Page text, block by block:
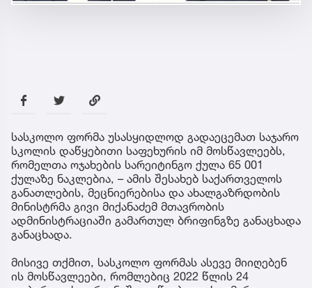
სასკოლო ფორმა უსასყიდლოდ გადაეცემათ საჯარო
სკოლის დაწყებითი საფეხურის იმ მოსწავლეებს,
რომელთა ოჯახების სარეიტინგო ქულა 65 001
ქულაზე ნაკლებია, – ამის შესახებ საქართველოს
განათლების, მეცნიერებისა და ახალგაზრდობის
მინისტრმა გივი მიქანაძემ მთავრობის
ადმინისტრაციაში გამართულ ბრიფინგზე განაცხადა
განაცხადა.
მისივე თქმით, სასკოლო ფორმას ასევე მიიღებენ
ის მოსწავლეები, რომლებიც 2022 წლის 24